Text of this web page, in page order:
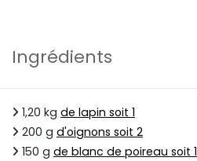
Ingrédients
1,20 kg de lapin soit 1
200 g d'oignons soit 2
150 g de blanc de poireau soit 1